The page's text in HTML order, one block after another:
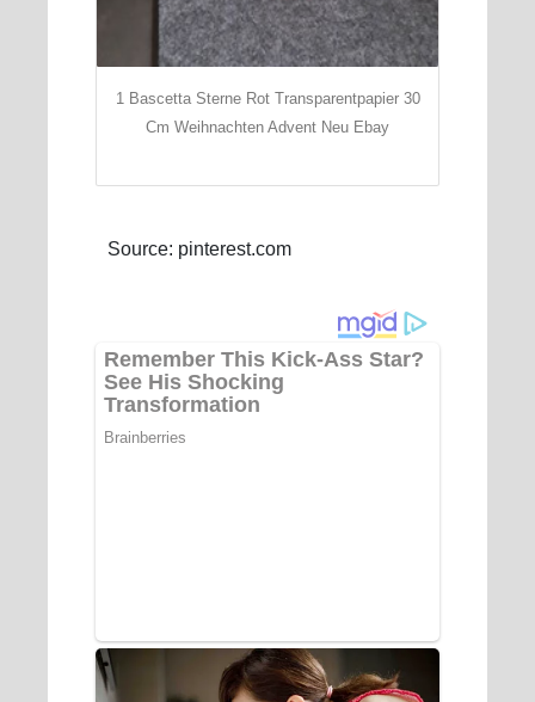
1 Bascetta Sterne Rot Transparentpapier 30
Cm Weihnachten Advent Neu Ebay
Source: pinterest.com